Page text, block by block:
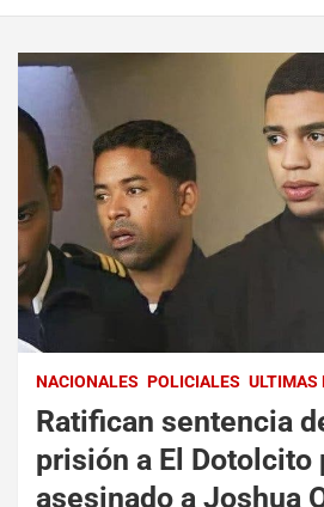
NACIONALES POLICIALES ULTIMAS
Ratifican sentencia
prisión a El Dotolcito
asesinado a Joshua